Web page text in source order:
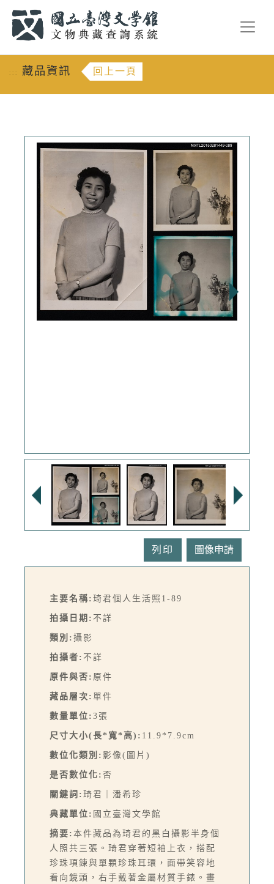
::: 藏品資訊 回上一頁
列印
主要名稱: 琦君個人生活照1-89
拍攝日期: 不詳
類別: 攝影
拍攝者: 不詳
原件與否: 原件
藏品層次: 單件
數量單位: 3張
尺寸大小(長*寬*高): 11.9*7.9cm
數位化類別: 影像(圖片)
是否數位化: 否
關鍵詞: 琦君｜潘希珍
典藏單位: 國立臺灣文學館
摘要: 本件藏品為琦君的黑白攝影半身個
人照共三張。琦君穿著短袖上衣，搭配
珍珠項鍊與單顆珍珠耳環，面帶笑容地
看向鏡頭，右手戴著金屬材質手錶。畫